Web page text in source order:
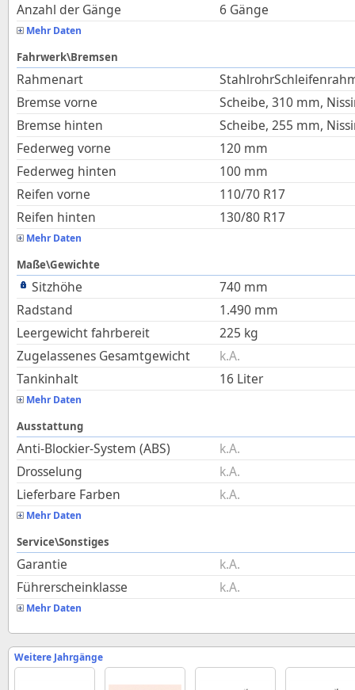
Anzahl der Gänge
6 Gänge
Mehr Daten
Fahrwerk\Bremsen
Rahmenart
Bremse vorne
Scheibe, 310 mm,
Bremse hinten
Scheibe, 255 mm,
Federweg vorne
120 mm
Federweg hinten
100 mm
Reifen vorne
110/70 R17
Reifen hinten
130/80 R17
Mehr Daten
Maße\Gewichte
Sitzhöhe 740 mm
Radstand
1.490 mm
Leergewicht fahrbereit
225 kg
Zugelassenes Gesamtgewicht
k.A.
Tankinhalt
16 Liter
Mehr Daten
Ausstattung
Anti-Blockier-System (ABS)
k.A.
Drosselung
k.A.
Lieferbare Farben
k.A.
Mehr Daten
Service\Sonstiges
Garantie
k.A.
Führerscheinklasse
k.A.
Mehr Daten
Weitere Jahrgänge